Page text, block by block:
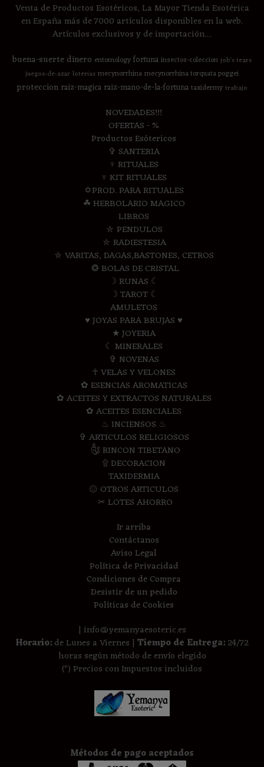
Venta de Productos Esotéricos, La Mayor Tienda Esotérica
en España más de 7000 artículos disponibles en la web.
Artículos exclusivos y de importación....
buena-suertedinero entomologyfortunainsectos-coleccion job's tears
juegos-de-azar loterias mecynorrhinamecynorrhina torquata poggei
proteccion raiz-magica raiz-mano-de-la-fortunataxidermy trabajo
NOVEDADES!!!
OFERTAS - %
Productos Esótericos
✞ SANTERIA
♆ RITUALES
♆ KIT RITUALES
✡PROD. PARA RITUALES
☘ HERBOLARIO MAGICO
LIBROS
⛤ PENDULOS
⛤ RADIESTESIA
⛤ VARITAS, DAGAS,BASTONES, CETROS
❂ BOLAS DE CRISTAL
☽ RUNAS ☾
☽ TAROT ☾
AMULETOS
♥ JOYAS PARA BRUJAS ♥
★ JOYERIA
☾ MINERALES
✞ NOVENAS
☥ VELAS Y VELONES
✿ ESENCIAS AROMATICAS
✿ ACEITES Y EXTRACTOS NATURALES
✿ ACEITES ESENCIALES
♨ INCIENSOS ♨
✞ ARTICULOS RELIGIOSOS
༃ RINCON TIBETANO
۩ DECORACION
TAXIDERMIA
۞ OTROS ARTICULOS
✂ LOTES AHORRO
Ir arriba
Contáctanos
Aviso Legal
Política de Privacidad
Condiciones de Compra
Desistir de un pedido
Políticas de Cookies
| info@yemanyaesoteric.es
Horario:de Lunes a Viernes | Tiempo de Entrega:24/72
horas según método de envío elegido
(*) Precios con Impuestos incluidos
Métodos de pago aceptados